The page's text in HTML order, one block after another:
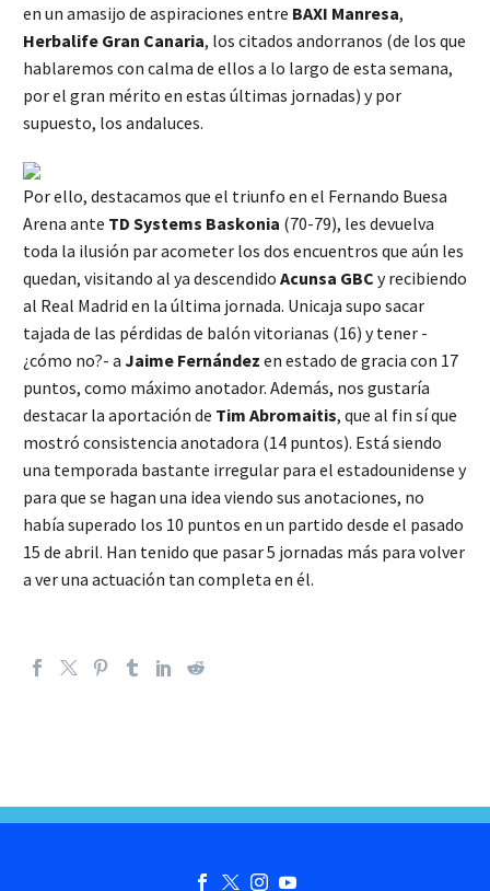
en un amasijo de aspiraciones entre BAXI Manresa,
Herbalife Gran Canaria, los citados andorranos (de los que
hablaremos con calma de ellos a lo largo de esta semana,
por el gran mérito en estas últimas jornadas) y por
supuesto, los andaluces.
Por ello, destacamos que el triunfo en el Fernando Buesa
Arena ante TD Systems Baskonia (70-79), les devuelva
toda la ilusión par acometer los dos encuentros que aún les
quedan, visitando al ya descendido Acunsa GBC y recibiendo
al Real Madrid en la última jornada. Unicaja supo sacar
tajada de las pérdidas de balón vitorianas (16) y tener -
¿cómo no?- a Jaime Fernández en estado de gracia con 17
puntos, como máximo anotador. Además, nos gustaría
destacar la aportación de Tim Abromaitis, que al fin sí que
mostró consistencia anotadora (14 puntos). Está siendo
una temporada bastante irregular para el estadounidense y
para que se hagan una idea viendo sus anotaciones, no
había superado los 10 puntos en un partido desde el pasado
15 de abril. Han tenido que pasar 5 jornadas más para volver
a ver una actuación tan completa en él.